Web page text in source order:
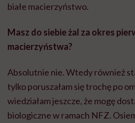
białe macierzyństwo.
Masz do siebie żal za okres
macierzyństwa?
Absolutnie nie. Wtedy również
tylko poruszałam się trochę po
wiedziałam jeszcze, że mogę
biologiczne w ramach NFZ.